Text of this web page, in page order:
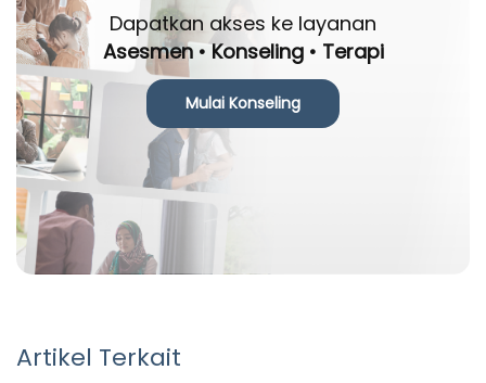
Dapatkan akses ke layanan
Asesmen • Konseling • Terapi
Mulai Konseling
Artikel Terkait